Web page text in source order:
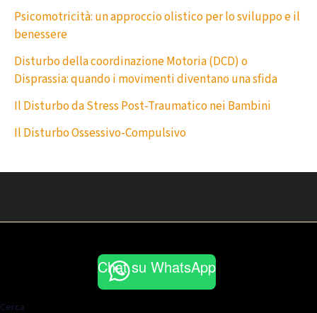
Psicomotricità: un approccio olistico per lo sviluppo e il
benessere
Disturbo della coordinazione Motoria (DCD) o
Disprassia: quando i movimenti diventano una sfida
Il Disturbo da Stress Post-Traumatico nei Bambini
Il Disturbo Ossessivo-Compulsivo
Chat su WhatsApp
Cerca